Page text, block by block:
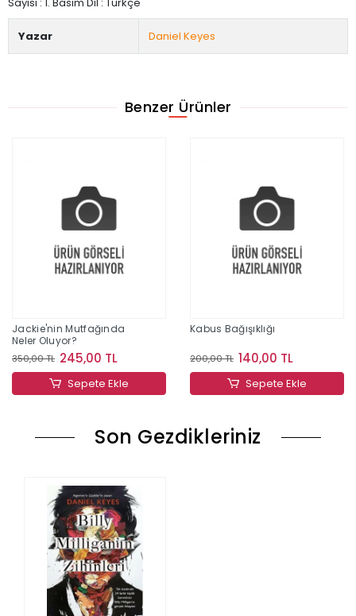
Yazar Daniel Keyes
Benzer Ürünler
Jackie'nin Mutfağında
Neler Oluyor?
350,00 TL 245,00 TL
Sepete Ekle
Kabus Bağışıklığı
200,00 TL 140,00 TL
Sepete Ekle
Son Gezdikleriniz